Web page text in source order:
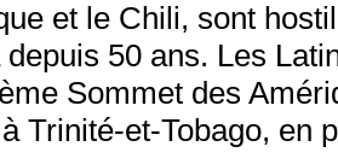
et le Chili, sont
depuis 50 ans. Les
Sommet des
Trinité-et-Tobago, en